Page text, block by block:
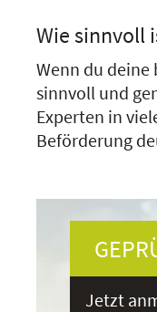
Wie sinnvoll
Wenn du
sinnvoll und
Experten in
Beförderung
Jetzt